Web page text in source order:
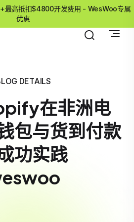
最高抵扣$4800开发费用 - WesWoo专属
优惠
DETAILS
在非洲电
包与货到付款
功实践